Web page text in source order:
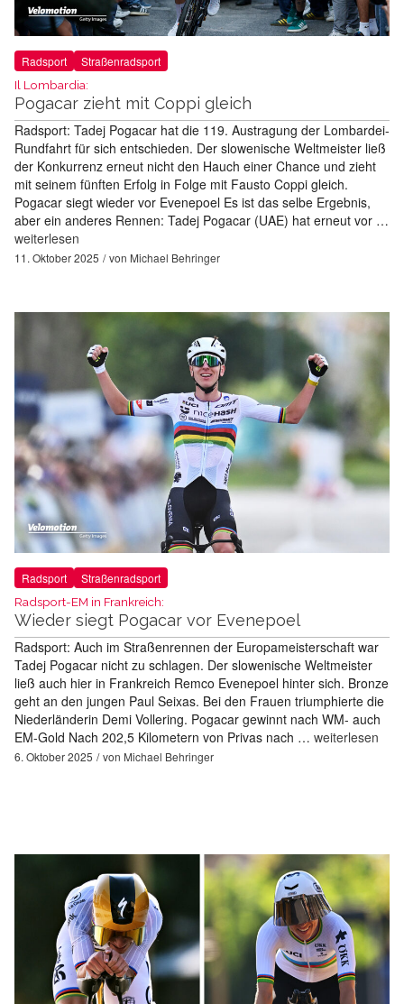
Radsport Straßenradsport
Il Lombardia:
Pogacar zieht mit Coppi gleich
Radsport: Tadej Pogacar hat die 119. Austragung der Lombardei-
Rundfahrt für sich entschieden. Der slowenische Weltmeister ließ
der Konkurrenz erneut nicht den Hauch einer Chance und zieht
mit seinem fünften Erfolg in Folge mit Fausto Coppi gleich.
Pogacar siegt wieder vor Evenepoel Es ist das selbe Ergebnis,
aber ein anderes Rennen: Tadej Pogacar (UAE) hat erneut vor …
weiterlesen
11. Oktober 2025 von Michael Behringer
Radsport Straßenradsport
Radsport-EM in Frankreich:
Wieder siegt Pogacar vor Evenepoel
Radsport: Auch im Straßenrennen der Europameisterschaft war
Tadej Pogacar nicht zu schlagen. Der slowenische Weltmeister
ließ auch hier in Frankreich Remco Evenepoel hinter sich. Bronze
geht an den jungen Paul Seixas. Bei den Frauen triumphierte die
Niederländerin Demi Vollering. Pogacar gewinnt nach WM- auch
EM-Gold Nach 202,5 Kilometern von Privas nach … weiterlesen
6. Oktober 2025 von Michael Behringer